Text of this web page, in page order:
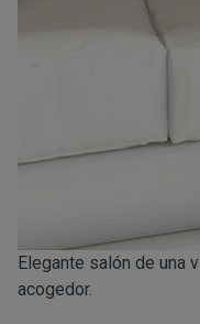
Elegante salón de una
acogedor.